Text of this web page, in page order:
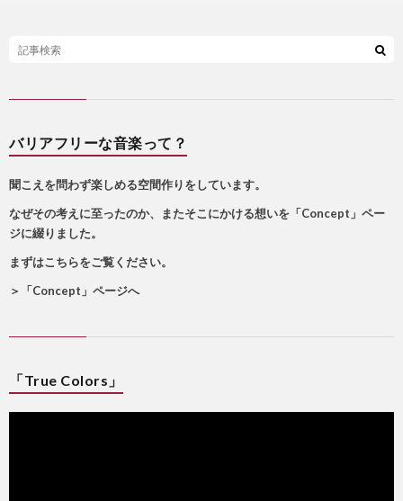
バリアフリーな音楽って？
聞こえを問わず楽しめる空間作りをしています。
なぜその考えに至ったのか、またそこにかける想いを「Concept」ペー
ジに綴りました。
まずはこちらをご覧ください。
＞
「Concept」ページへ
「True Colors」
動